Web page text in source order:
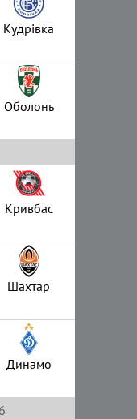
Кудрівка
Оболонь
Кривбас
Шахтар
Динамо